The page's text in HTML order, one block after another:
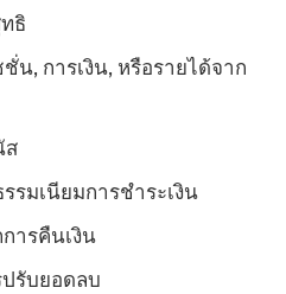
ธิ
น, การเงิน, หรือรายได้จาก
ส
รมเนียมการชำระเงิน
ารคืนเงิน
รับยอดลบ